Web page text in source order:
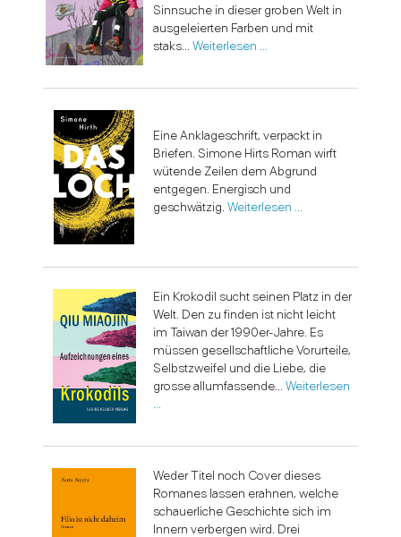
Sinnsuche in dieser groben Welt in
ausgeleierten Farben und mit
staks... Weiterlesen …
Eine Anklageschrift, verpackt in
Briefen. Simone Hirts Roman wirft
wütende Zeilen dem Abgrund
entgegen. Energisch und
geschwätzig. Weiterlesen …
Ein Krokodil sucht seinen Platz in der
Welt. Den zu finden ist nicht leicht
im Taiwan der 1990er-Jahre. Es
müssen gesellschaftliche Vorurteile,
Selbstzweifel und die Liebe, die
grosse allumfassende... Weiterlesen
…
Weder Titel noch Cover dieses
Romanes lassen erahnen, welche
schauerliche Geschichte sich im
Innern verbergen wird. Drei